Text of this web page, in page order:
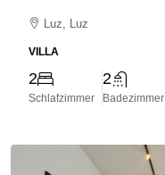
Luz, Luz
VILLA
2
Schlafzimmer
2
Badezimmer